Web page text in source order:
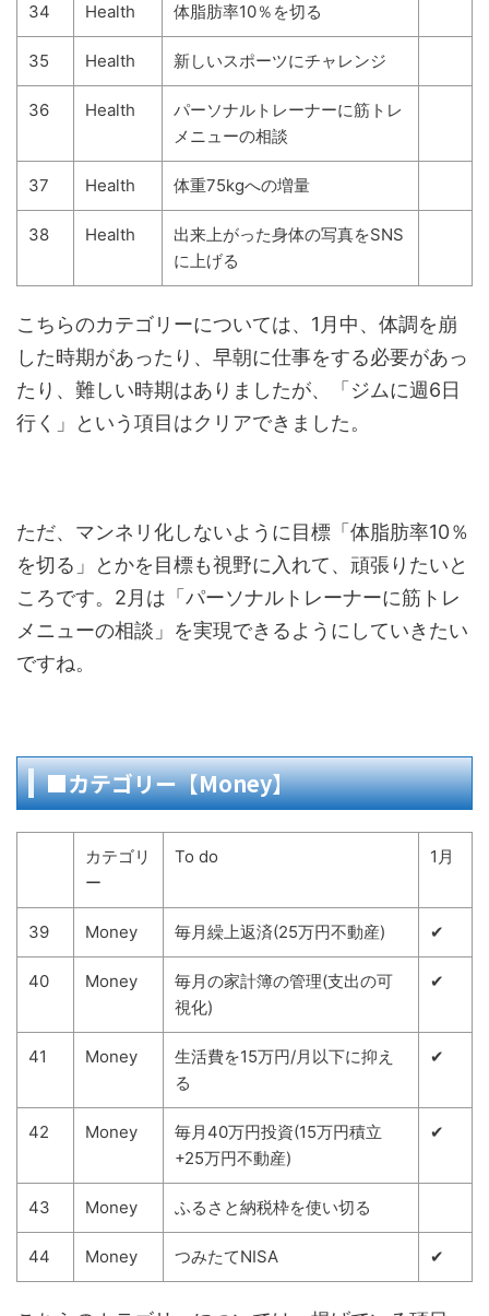
34 Health 体脂肪率10％を切る
35 Health 新しいスポーツにチャレンジ
36 Health
パーソナルトレーナーに筋トレ
メニューの相談
37 Health 体重75kgへの増量
38 Health
出来上がった身体の写真をSNS
に上げる
こちらのカテゴリーについては、1月中、体調を崩
した時期があったり、早朝に仕事をする必要があっ
たり、難しい時期はありましたが、「ジムに週6日
行く」という項目はクリアできました。
ただ、マンネリ化しないように目標「体脂肪率10％
を切る」とかを目標も視野に入れて、頑張りたいと
ころです。2月は「パーソナルトレーナーに筋トレ
メニューの相談」を実現できるようにしていきたい
ですね。
■カテゴリー【Money】
カテゴリ
ー
To do 1月
39 Money 毎月繰上返済(25万円不動産) ✔
40 Money
毎月の家計簿の管理(支出の可
視化)
✔
41 Money
生活費を15万円/月以下に抑え
る
✔
42 Money
毎月40万円投資(15万円積立
+25万円不動産)
✔
43 Money ふるさと納税枠を使い切る
44 Money つみたてNISA ✔